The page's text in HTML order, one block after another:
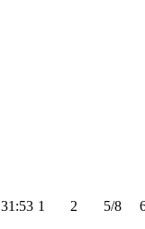
31:53 1 2 5/8